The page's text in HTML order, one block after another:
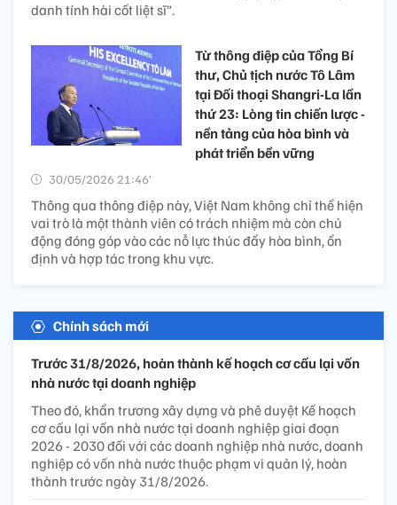
danh tính hài cốt liệt sĩ”.
Từ thông điệp của Tổng Bí
thư, Chủ tịch nước Tô Lâm
tại Đối thoại Shangri-La lần
thứ 23: Lòng tin chiến lược -
nền tảng của hòa bình và
phát triển bền vững
30/05/2026 21:46’
Thông qua thông điệp này, Việt Nam không chỉ thể hiện
vai trò là một thành viên có trách nhiệm mà còn chủ
động đóng góp vào các nỗ lực thúc đẩy hòa bình, ổn
định và hợp tác trong khu vực.
Chính sách mới
Trước 31/8/2026, hoàn thành kế hoạch cơ cấu lại vốn
nhà nước tại doanh nghiệp
Theo đó, khẩn trương xây dựng và phê duyệt Kế hoạch
cơ cấu lại vốn nhà nước tại doanh nghiệp giai đoạn
2026 - 2030 đối với các doanh nghiệp nhà nước, doanh
nghiệp có vốn nhà nước thuộc phạm vi quản lý, hoàn
thành trước ngày 31/8/2026.